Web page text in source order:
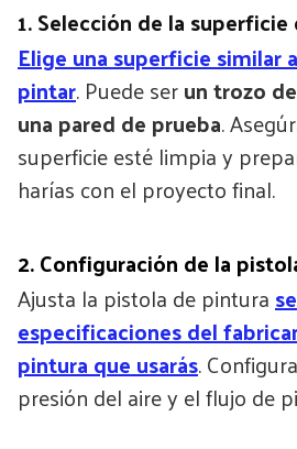
1. Selección de la
Elige una superficie similar
pintar. Puede serun trozo
una pared de prueba.
superficie esté limpia y
harías con el proyecto final.
2. Configuración de la
Ajusta la pistola de pintura
especificaciones del
pintura que usarás.
presión del aire y el flujo de